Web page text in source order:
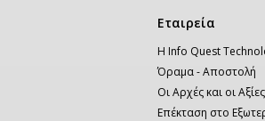
Κεντρική
Εταιρεία
Η Info Quest
Όραμα - Αποστολή
Οι Αρχές και οι
Επέκταση στο